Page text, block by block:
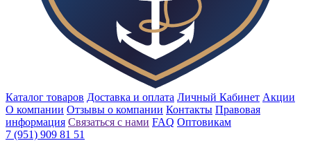
Каталог товаров Доставка и оплата Личный Кабинет Акции
О компании Отзывы о компании Контакты Правовая
информация Связаться с нами FAQ Оптовикам
7 (951) 909 81 51